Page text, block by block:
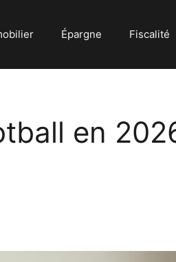
Épargne Fiscalité
en